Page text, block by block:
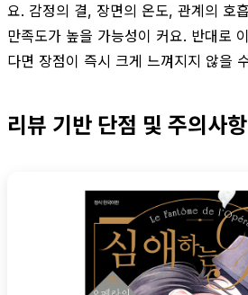
요. 감정의 결, 장면의 온도, 관계의 호
만족도가 높을 가능성이 커요. 반대로
다면 장점이 즉시 크게 느껴지지 않을
리뷰 기반 단점 및 주의사항